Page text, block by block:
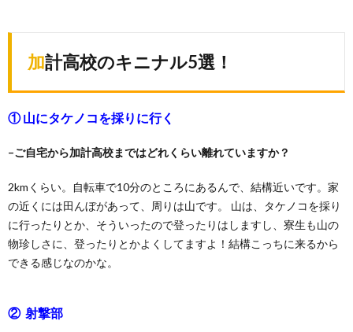
加計高校のキニナル5選！
① 山にタケノコを採りに行く
–ご自宅から加計高校まではどれくらい離れていますか？
2kmくらい。自転車で10分のところにあるんで、結構近いです。家
の近くには田んぼがあって、周りは山です。 山は、タケノコを採り
に行ったりとか、そういったので登ったりはしますし、寮生も山の
物珍しさに、登ったりとかよくしてますよ！結構こっちに来るから
できる感じなのかな。
② 射撃部